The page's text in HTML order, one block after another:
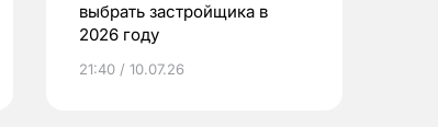
выбрать застройщика в
2026 году
21:40 / 10.07.26